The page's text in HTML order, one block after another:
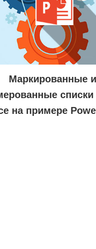
Маркированные и
списки
на примере